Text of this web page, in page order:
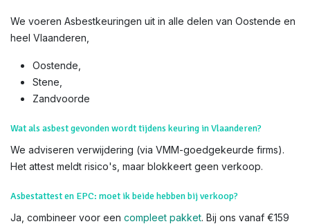
We voeren Asbestkeuringen uit in alle delen van Oostende en
heel Vlaanderen,
Oostende,
Stene,
Zandvoorde​
Wat als asbest gevonden wordt tijdens keuring in Vlaanderen?
We adviseren verwijdering (via VMM-goedgekeurde firms).
Het attest meldt risico's, maar blokkeert geen verkoop.
Asbestattest en EPC: moet ik beide hebben bij verkoop?
Ja, combineer voor een compleet pakket. Bij ons vanaf €159